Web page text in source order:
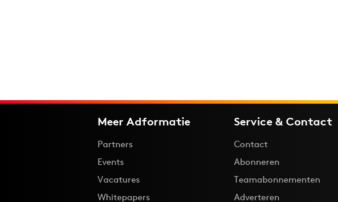
Meer Adformatie
Partners
Events
Vacatures
Whitepapers
Service & Contact
Contact
Abonneren
Teamabonnementen
Adverteren